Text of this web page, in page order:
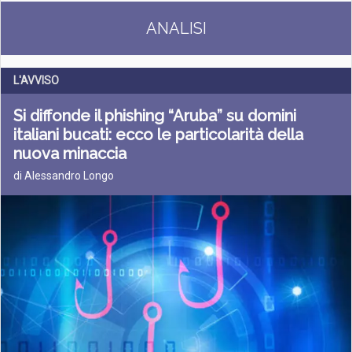
ANALISI
L'AVVISO
Si diffonde il phishing “Aruba” su domini
italiani bucati: ecco le particolarità della
nuova minaccia
di Alessandro Longo